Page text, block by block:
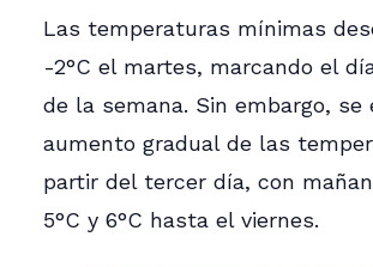
Las temperaturas mínimas
-2°C el martes, marcando el
de la semana. Sin embargo, se
aumento gradual de las
partir del tercer día, con
5°C y 6°C hasta el viernes.